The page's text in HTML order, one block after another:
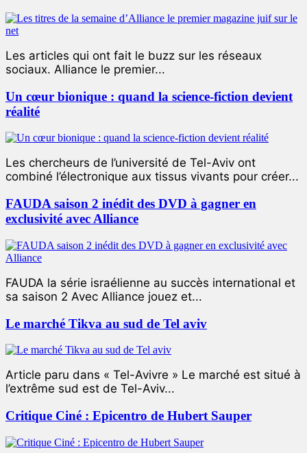
Les articles qui ont fait le buzz sur les réseaux
sociaux. Alliance le premier...
Un cœur bionique : quand la science-fiction devient
réalité
Les chercheurs de l’université de Tel-Aviv ont
combiné l’électronique aux tissus vivants pour créer...
FAUDA saison 2 inédit des DVD à gagner en
exclusivité avec Alliance
FAUDA la série israélienne au succès international et
sa saison 2 Avec Alliance jouez et...
Le marché Tikva au sud de Tel aviv
Article paru dans « Tel-Avivre » Le marché est situé à
l’extrême sud est de Tel-Aviv...
Critique Ciné : Epicentro de Hubert Sauper